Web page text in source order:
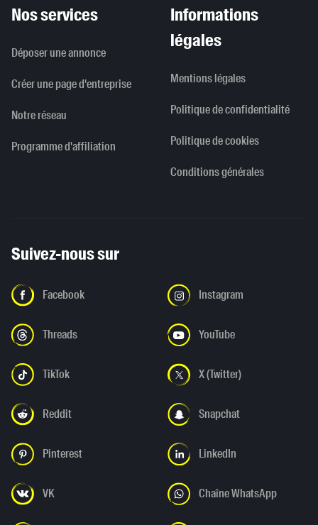
Nos services
Déposer une annonce
Créer une page d'entreprise
Notre réseau
Programme d'affiliation
Informations
légales
Mentions légales
Politique de confidentialité
Politique de cookies
Conditions générales
Suivez-nous sur
Facebook Instagram
Threads YouTube
TikTok X (Twitter)
Reddit Snapchat
Pinterest LinkedIn
VK Chaîne WhatsApp